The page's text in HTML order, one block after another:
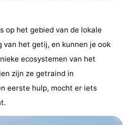
op het gebied van de lokale
van het getij, en kunnen je ook
ecosystemen van het
zijn ze getraind in
eerste hulp, mocht er iets